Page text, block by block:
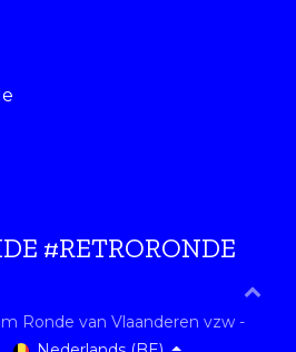
#RETRORONDE
Ronde van Vlaanderen vzw -